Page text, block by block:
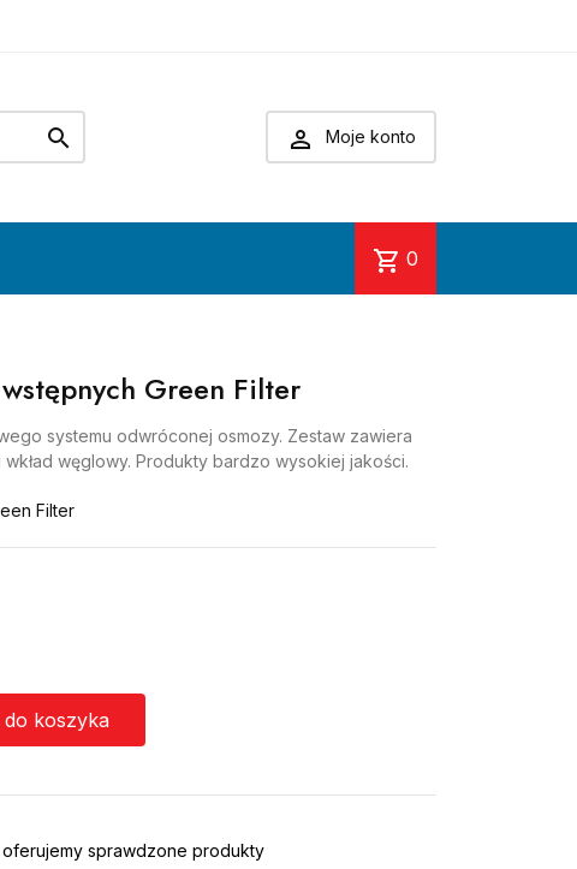
  Moje konto
shopping_cart 0
Green Filter
systemu odwróconej osmozy. Zestaw zawiera
węglowy. Produkty bardzo wysokiej jakości.
Filter
do koszyka
sprawdzone produkty